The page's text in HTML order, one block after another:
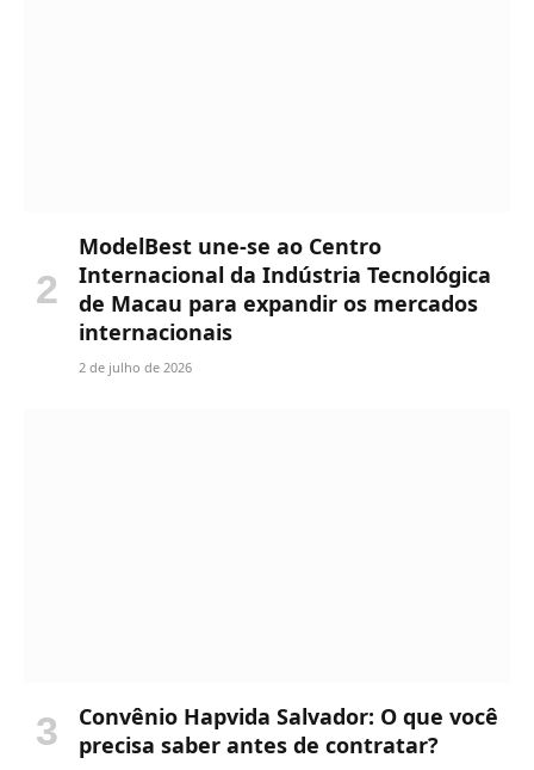
ModelBest une-se ao Centro
Internacional da Indústria Tecnológica
de Macau para expandir os mercados
internacionais
2 de julho de 2026
Convênio Hapvida Salvador: O que você
precisa saber antes de contratar?